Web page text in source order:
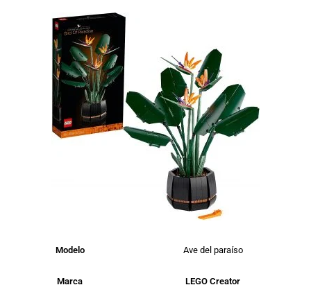
Modelo Ave del paraíso
Marca LEGO Creator